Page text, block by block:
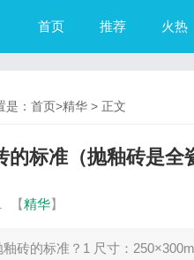
首页 推荐 火热
： 首页>精华 > 正文
的标准（抛釉砖是全
【精华】
釉砖的标准？1 尺寸：